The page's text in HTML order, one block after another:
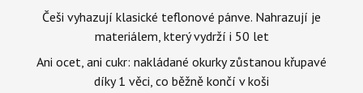
Češi vyhazují klasické teflonové pánve. Nahrazují je
materiálem, který vydrží i 50 let
Ani ocet, ani cukr: nakládané okurky zůstanou křupavé
díky 1 věci, co běžně končí v koši